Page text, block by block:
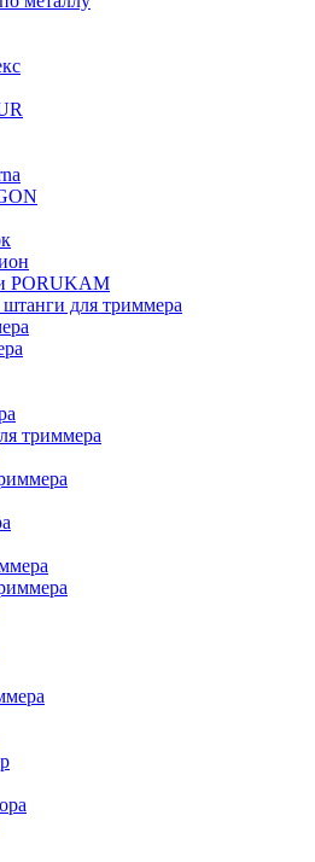
PORUKAM
для триммера
триммера